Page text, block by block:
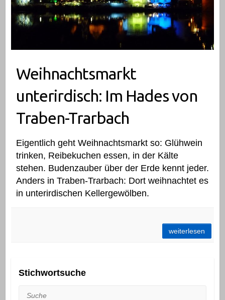
Weihnachtsmarkt
unterirdisch: Im Hades von
Traben-Trarbach
Eigentlich geht Weihnachtsmarkt so: Glühwein
trinken, Reibekuchen essen, in der Kälte
stehen. Budenzauber über der Erde kennt jeder.
Anders in Traben-Trarbach: Dort weihnachtet es
in unterirdischen Kellergewölben.
weiterlesen
Stichwortsuche
Suche